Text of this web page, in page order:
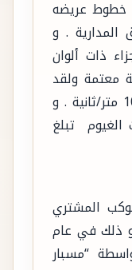
خطوط عريضه
. و
ذات ألوان
معتمة ولقد
تبلغ سرعة الرياح به حوالي 100 متر/ثانية . و
تبلغ
المشتري
و ذلك في عام
“مسبار